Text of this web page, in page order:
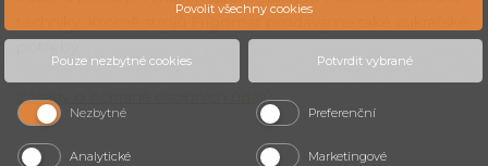
Zásady o ochraně osobních údajů.
Pouze nezbytné cookies Potvrdit vybrané
Povolit všechny cookies
Nezbytné Preferenční
Analytické Marketingové